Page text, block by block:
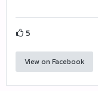
5
View on Facebook